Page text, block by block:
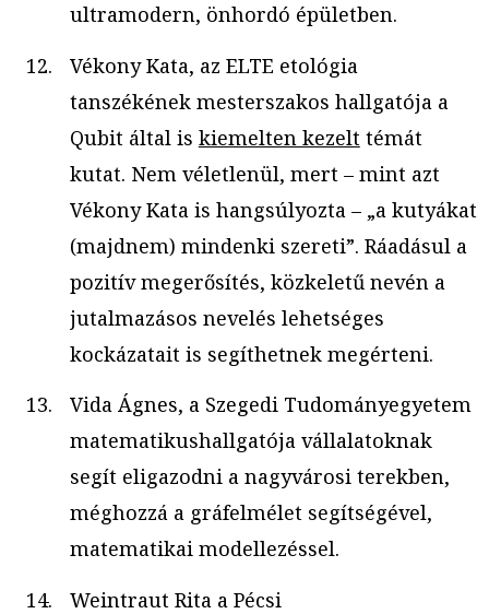
ultramodern, önhordó épületben.
Vékony Kata, az ELTE etológia
tanszékének mesterszakos hallgatója a
Qubit által is kiemelten kezelt témát
kutat. Nem véletlenül, mert – mint azt
Vékony Kata is hangsúlyozta – „a kutyákat
(majdnem) mindenki szereti”. Ráadásul a
pozitív megerősítés, közkeletű nevén a
jutalmazásos nevelés lehetséges
kockázatait is segíthetnek megérteni.
Vida Ágnes, a Szegedi Tudományegyetem
matematikushallgatója vállalatoknak
segít eligazodni a nagyvárosi terekben,
méghozzá a gráfelmélet segítségével,
matematikai modellezéssel.
Weintraut Rita a Pécsi